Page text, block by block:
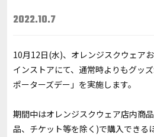
2022.10.7
10月12日(水)、オレンジスクウェア
インストアにて、通常時よりもグッ
ポーターズデー」を実施します。
期間中はオレンジスクウェア店内商
品、チケット等を除く)で購入できる